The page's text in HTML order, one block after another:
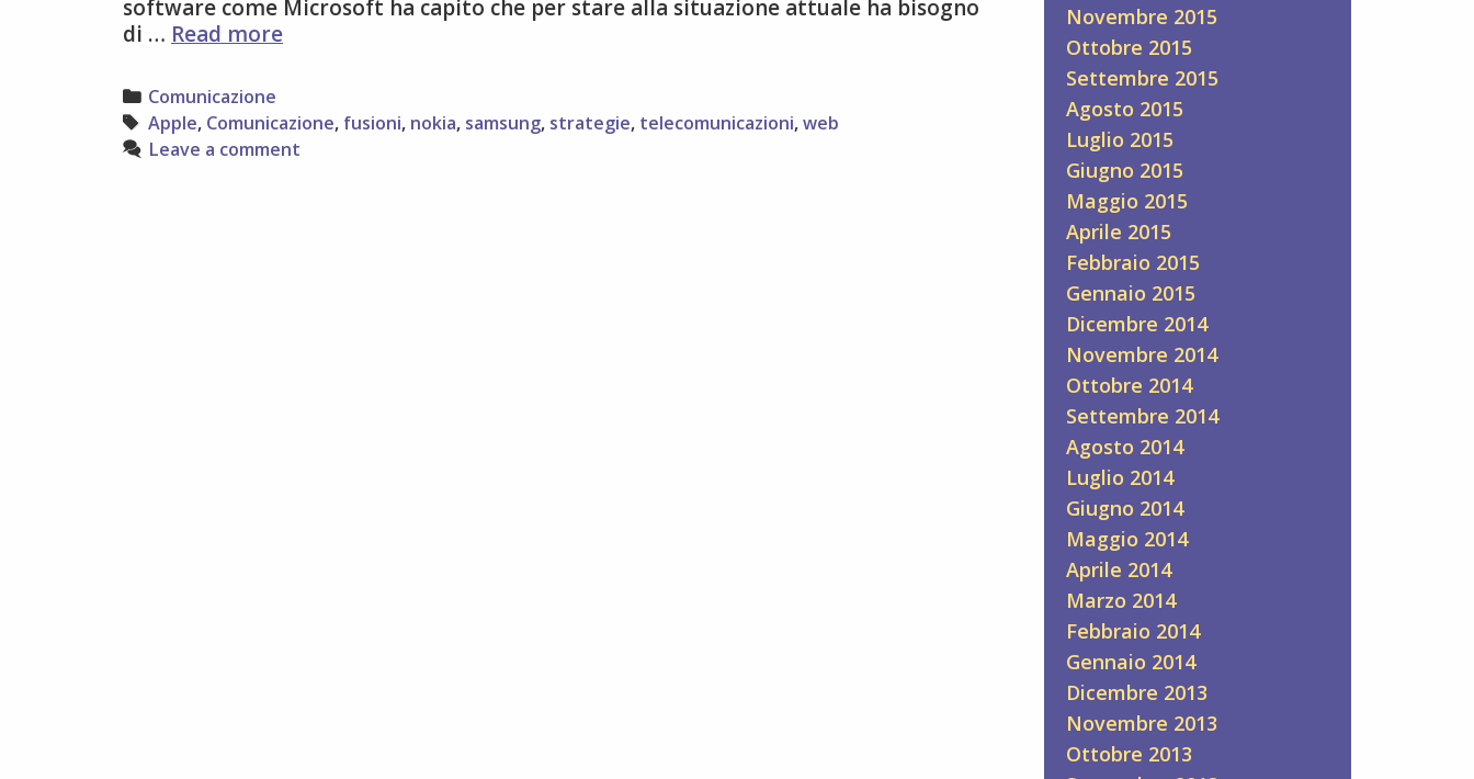
software come Microsoft ha capito che per stare alla situazione attuale ha bisogno
di … Read moreMicrosoft
Categories
Comunicazione
Tags
Apple, Comunicazione, fusioni, nokia, samsung, strategie, telecomunicazioni,web
Leave a comment
Novembre 2015
Ottobre 2015
Settembre 2015
Agosto 2015
Luglio 2015
Giugno 2015
Maggio 2015
Aprile 2015
Febbraio 2015
Gennaio 2015
Dicembre 2014
Novembre 2014
Ottobre 2014
Settembre 2014
Agosto 2014
Luglio 2014
Giugno 2014
Maggio 2014
Aprile 2014
Marzo 2014
Febbraio 2014
Gennaio 2014
Dicembre 2013
Novembre 2013
Ottobre 2013